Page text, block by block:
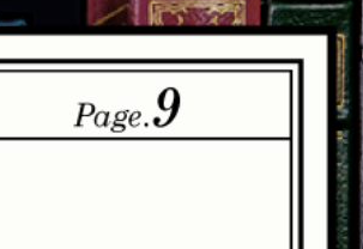
理的な安全対策を講じて防止する規程、体
速やかに是正措置を講じます。
つ誠実に対応致します。
と実情を踏まえ、適時・適切に見直して継